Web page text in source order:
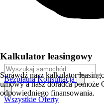
Bezpłatna Konsultacja
Wszystkie Oferty
Kalkulator leasingowy
Sprawdź nasz kalkulator
umowy a nasz doradca pomoże
odpowiedniego finansowania.